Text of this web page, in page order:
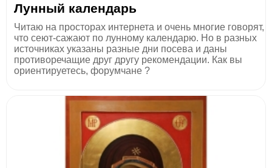
Лунный календарь
Читаю на просторах интернета и очень многие говорят,
что сеют-сажают по лунному календарю. Но в разных
источниках указаны разные дни посева и даны
противоречащие друг другу рекомендации. Как вы
ориентируетесь, форумчане ?